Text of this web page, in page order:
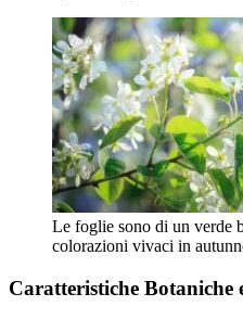
Le foglie sono di un verde
colorazioni vivaci in
Caratteristiche Botaniche